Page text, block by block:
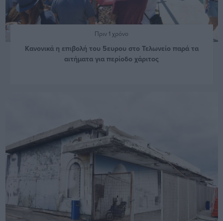
Πριν 1 χρόνο
Κανονικά η επιβολή του 5ευρου στο Τελωνείο παρά τα
αιτήματα για περίοδο χάριτος